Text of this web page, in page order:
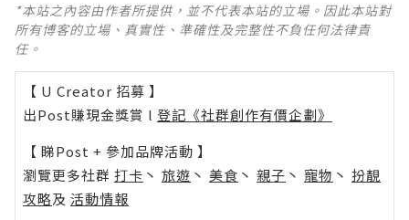
*本站之內容由作者所提供，並不代表本站的立場。因此本站對
所有博客的立場、真實性、準確性及完整性不負任何法律責
任。
【 U Creator 招募 】
出Post賺現金獎賞 l 登記《社群創作有價企劃》
【 睇Post + 參加品牌活動 】
瀏覽更多社群 打卡 丶 旅遊 丶 美食 丶 親子 丶 寵物 丶 扮靚
攻略及 活動情報